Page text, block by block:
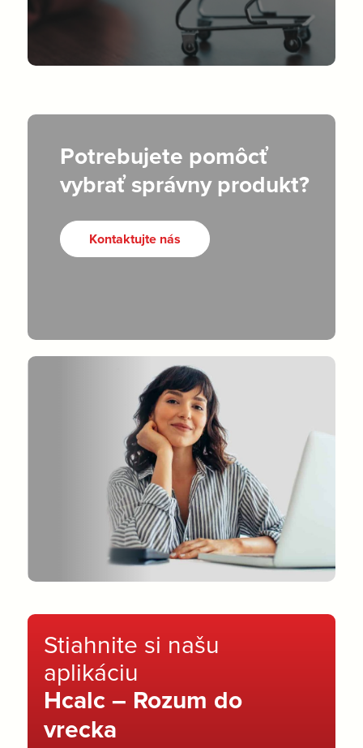
Potrebujete pomôcť
vybrať správny produkt?
Kontaktujte nás
Stiahnite si našu
aplikáciu
Hcalc – Rozum do
vrecka